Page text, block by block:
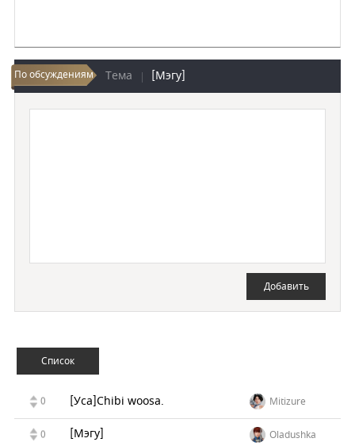
По обсуждениям Тема [Мэгу]
Добавить
Список
0 [Уса]Chibi woosa. Mitizure
0 [Мэгу] Oladushka